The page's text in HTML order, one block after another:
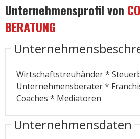
Unternehmensprofil von
BERATUNG
Wirtschaftstreuhänder *
Unternehmensberater *
Coaches * Mediatoren
Unternehmensdaten